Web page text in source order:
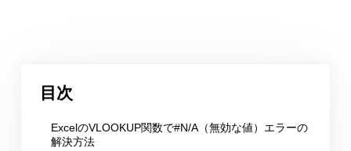
目次
ExcelのVLOOKUP関数で#N/A（無効な値）エラーの
解決方法